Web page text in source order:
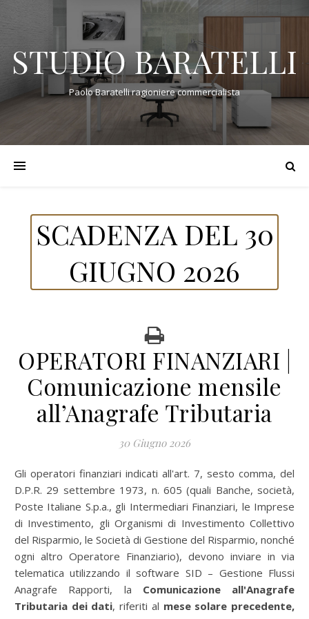
STUDIO BARATELLI
Paolo Baratelli ragioniere commercialista
SCADENZA DEL 30
GIUGNO 2026
OPERATORI FINANZIARI |
Comunicazione mensile
all’Anagrafe Tributaria
30 Giugno 2026
Gli operatori finanziari indicati all'art. 7, sesto comma, del
D.P.R. 29 settembre 1973, n. 605 (quali Banche, società,
Poste Italiane S.p.a., gli Intermediari Finanziari, le Imprese
di Investimento, gli Organismi di Investimento Collettivo
del Risparmio, le Società di Gestione del Risparmio, nonché
ogni altro Operatore Finanziario), devono inviare in via
telematica utilizzando il software SID – Gestione Flussi
Anagrafe Rapporti, la Comunicazione all'Anagrafe
Tributaria dei dati, riferiti al mese solare precedente,